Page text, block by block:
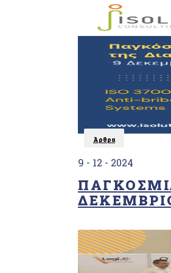
«EN
16636»
Σύστημα
Άρθρα
9 - 12 - 2024